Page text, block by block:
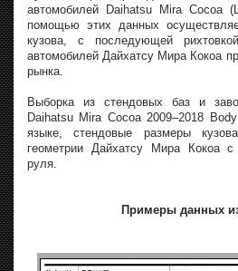
автомобилей Daihatsu Mira Cocoa
помощью этих данных
кузова, с последующей
автомобилей Дайхатсу Мира Кокоа
рынка.
Выборка из стендовых баз и
Daihatsu Mira Cocoa 2009–2018
языке, стендовые размеры
геометрии Дайхатсу Мира Кокоа
руля.
Примеры данных